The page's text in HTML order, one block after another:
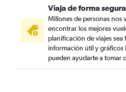
Viaja de forma segura
Millones de personas nos
encontrar los mejores
planificación de viajes
información útil y gráficos
pueden ayudarte a tomar